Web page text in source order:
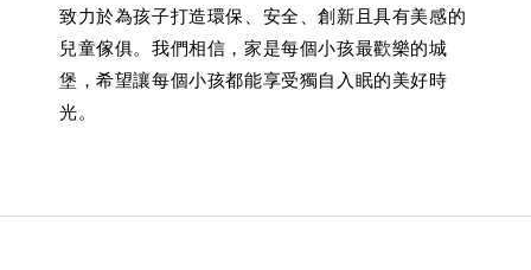
致力於為孩子打造環保、安全、創新且具有美感的
兒童傢俱。我們相信，家是每個小孩最歡樂的城
堡，希望讓每個小孩都能享受獨自入眠的美好時
光。